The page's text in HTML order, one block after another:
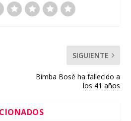
SIGUIENTE
Bimba Bosé ha fallecido a
los 41 años